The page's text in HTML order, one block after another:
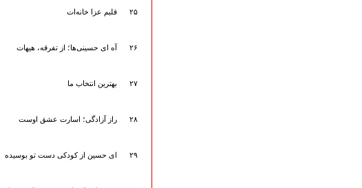
۲۵ قلبم عزا خانه‌ات
۲۶ آه ای حسینی‌ها؛ از تفرقه، هیهات
۲۷ بهترین انتخاب ما
۲۸ راز آزادگی؛ اسارت عشق اوست
۲۹ ای حسین از کودکی دست تو بوسیده